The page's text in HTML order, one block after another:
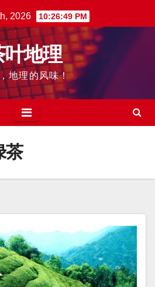
2026 10:26:50 PM
叶地理
地理的风味！
茶